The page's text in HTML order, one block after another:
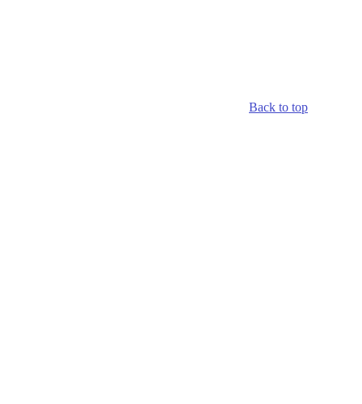
Back to top